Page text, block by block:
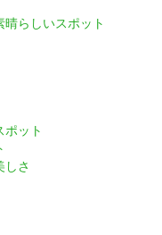
らしいスポット
ット
さ